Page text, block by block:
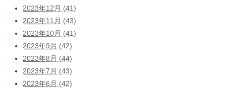
2023年12月 (41)
2023年11月 (43)
2023年10月 (41)
2023年9月 (42)
2023年8月 (44)
2023年7月 (43)
2023年6月 (42)